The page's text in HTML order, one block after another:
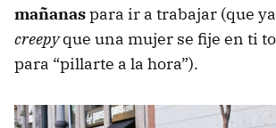
mañanaspara ir a trabajar (que
creepyque una mujer se fije en ti
para “pillarte a la hora”).